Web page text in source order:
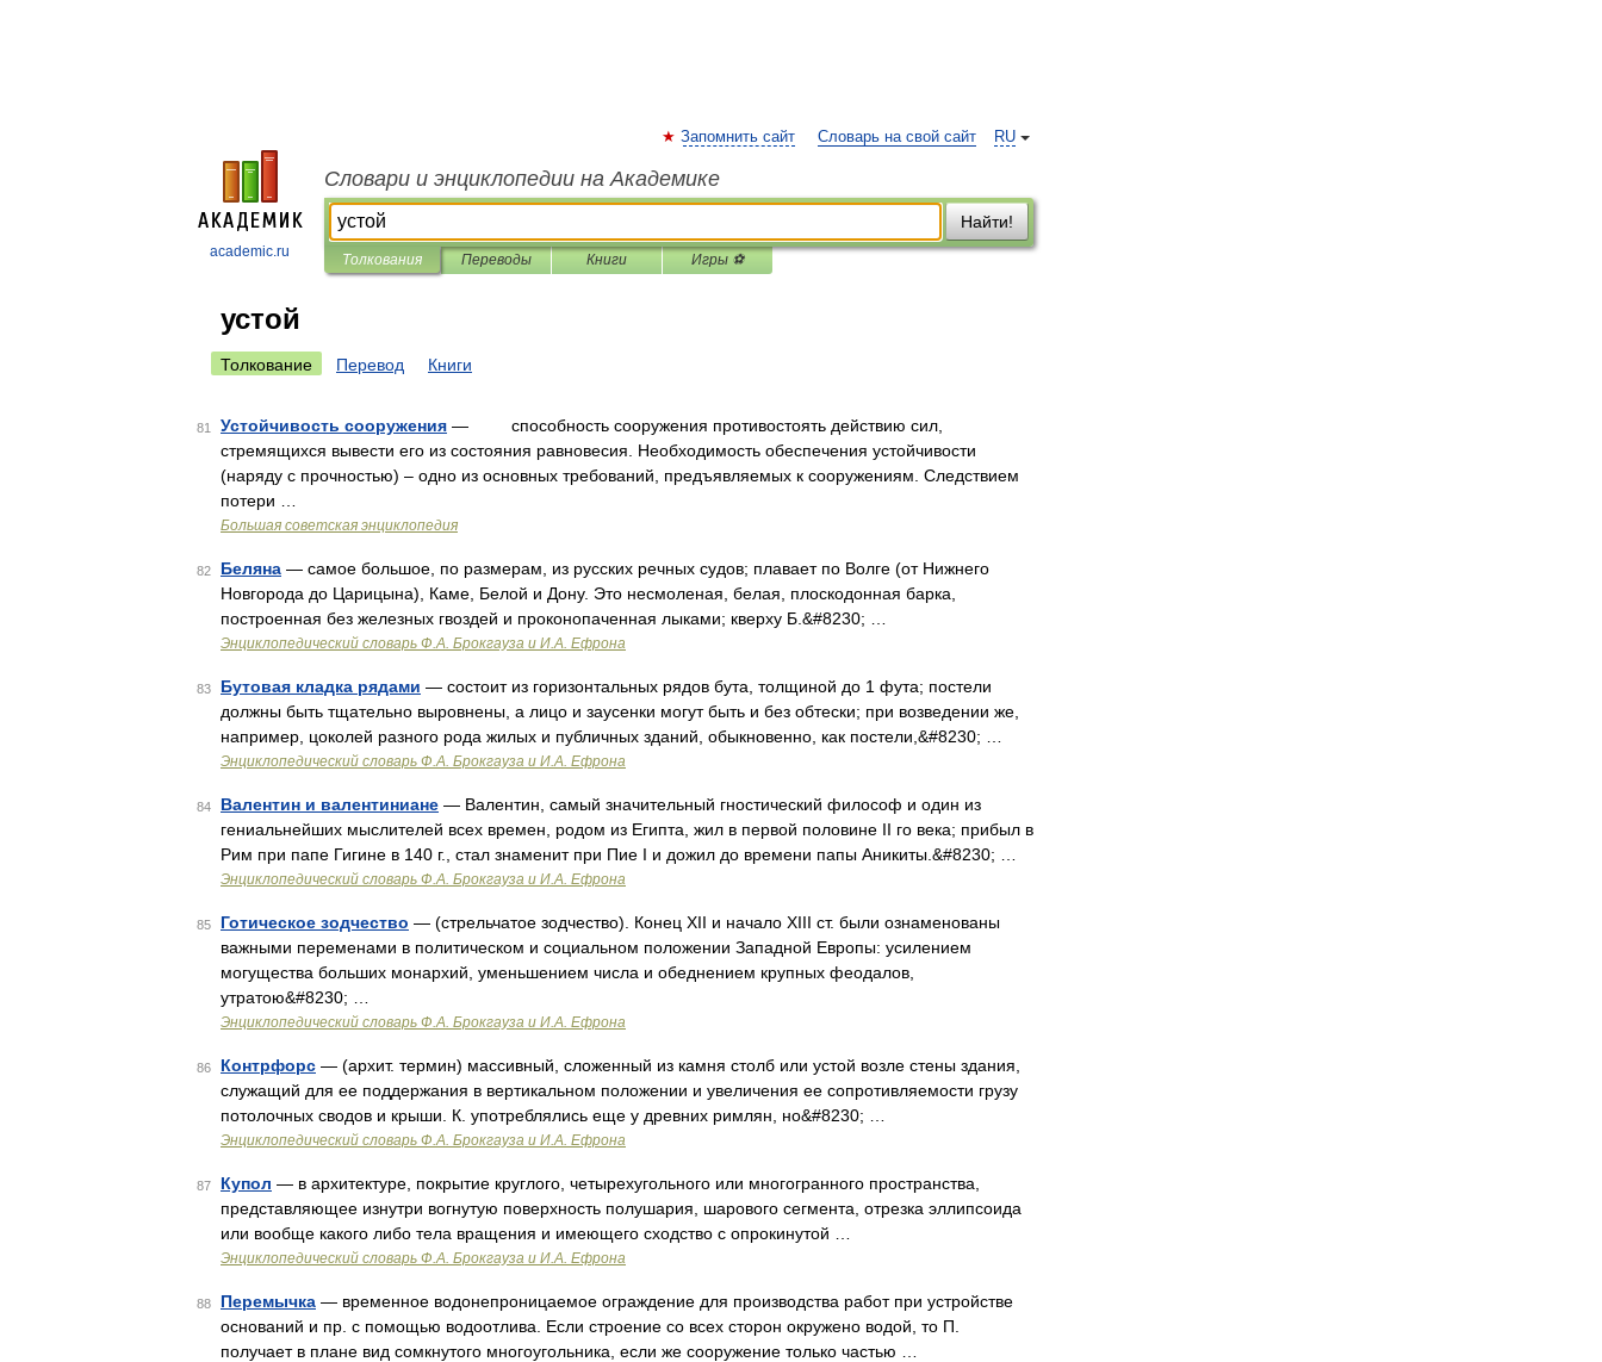
academic.ru
RU
Запомнить сайт Словарь на свой сайт
Словари и энциклопедии на Академике
Найти!
Толкования Переводы Книги Игры ⚽
устой
Толкование Перевод Книги
81 Устойчивость сооружения — способность сооружения противостоять действию сил,
стремящихся вывести его из состояния равновесия. Необходимость обеспечения устойчивости
(наряду с прочностью) – одно из основных требований, предъявляемых к сооружениям. Следствием
потери …
Большая советская энциклопедия
82 Беляна — самое большое, по размерам, из русских речных судов; плавает по Волге (от Нижнего
Новгорода до Царицына), Каме, Белой и Дону. Это несмоленая, белая, плоскодонная барка,
построенная без железных гвоздей и проконопаченная лыками; кверху Б.&#8230; …
Энциклопедический словарь Ф.А. Брокгауза и И.А. Ефрона
83 Бутовая кладка рядами — состоит из горизонтальных рядов бута, толщиной до 1 фута; постели
должны быть тщательно выровнены, а лицо и заусенки могут быть и без обтески; при возведении же,
например, цоколей разного рода жилых и публичных зданий, обыкновенно, как постели,&#8230; …
Энциклопедический словарь Ф.А. Брокгауза и И.А. Ефрона
84 Валентин и валентиниане — Валентин, самый значительный гностический философ и один из
гениальнейших мыслителей всех времен, родом из Египта, жил в первой половине II го века; прибыл в
Рим при папе Гигине в 140 г., стал знаменит при Пие I и дожил до времени папы Аникиты.&#8230; …
Энциклопедический словарь Ф.А. Брокгауза и И.А. Ефрона
85 Готическое зодчество — (стрельчатое зодчество). Конец XII и начало XIII ст. были ознаменованы
важными переменами в политическом и социальном положении Западной Европы: усилением
могущества больших монархий, уменьшением числа и обеднением крупных феодалов,
утратою&#8230; …
Энциклопедический словарь Ф.А. Брокгауза и И.А. Ефрона
86 Контрфорс — (архит. термин) массивный, сложенный из камня столб или устой возле стены здания,
служащий для ее поддержания в вертикальном положении и увеличения ее сопротивляемости грузу
потолочных сводов и крыши. К. употреблялись еще у древних римлян, но&#8230; …
Энциклопедический словарь Ф.А. Брокгауза и И.А. Ефрона
87 Купол — в архитектуре, покрытие круглого, четырехугольного или многогранного пространства,
представляющее изнутри вогнутую поверхность полушария, шарового сегмента, отрезка эллипсоида
или вообще какого либо тела вращения и имеющего сходство с опрокинутой …
Энциклопедический словарь Ф.А. Брокгауза и И.А. Ефрона
88 Перемычка — временное водонепроницаемое ограждение для производства работ при устройстве
оснований и пр. с помощью водоотлива. Если строение со всех сторон окружено водой, то П.
получает в плане вид сомкнутого многоугольника, если же сооружение только частью …